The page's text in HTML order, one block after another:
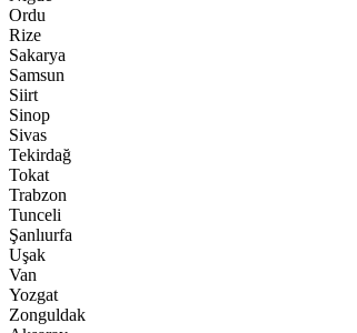
Ordu
Rize
Sakarya
Samsun
Siirt
Sinop
Sivas
Tekirdağ
Tokat
Trabzon
Tunceli
Şanlıurfa
Uşak
Van
Yozgat
Zonguldak